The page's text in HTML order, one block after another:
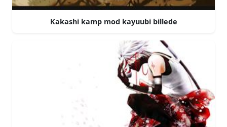
Kakashi kamp mod kayuubi billede